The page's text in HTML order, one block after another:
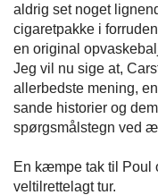
aldrig set noget
cigaretpakke i
en original
Jeg vil nu sige at,
allerbedste mening,
sande historier og
spørgsmålstegn ved
En kæmpe tak til Poul
veltilrettelagt tur.